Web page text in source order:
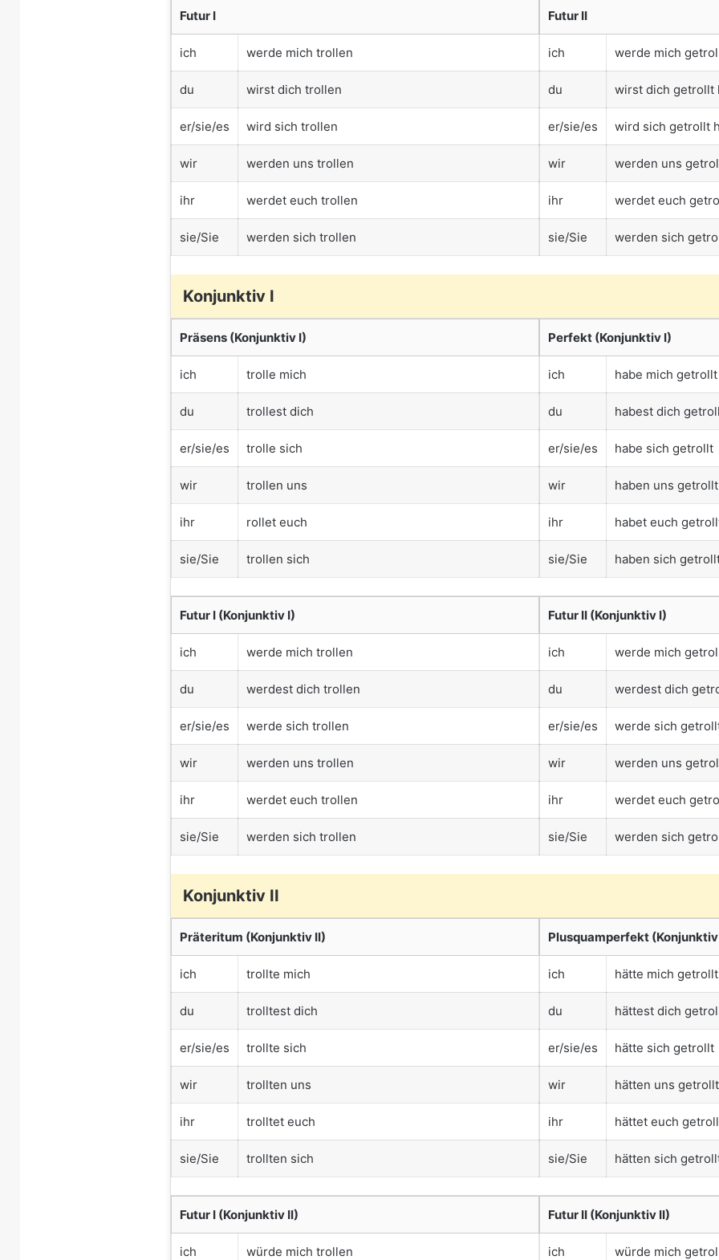
Futur I
ich werde mich trollen
du wirst dich trollen
er/sie/es wird sich trollen
wir werden uns trollen
ihr werdet euch trollen
sie/Sie werden sich trollen
Futur II
ich werde mich
du wirst dich getrollt
er/sie/es wird sich getrollt
wir werden uns
ihr werdet euch
sie/Sie werden sich
Konjunktiv I
Präsens (Konjunktiv I)
ich trolle mich
du trollest dich
er/sie/es trolle sich
wir trollen uns
ihr rollet euch
sie/Sie trollen sich
Perfekt (Konjunktiv I)
ich habe mich getrollt
du habest dich
er/sie/es habe sich getrollt
wir haben uns getrollt
ihr habet euch
sie/Sie haben sich
Futur I (Konjunktiv I)
ich werde mich trollen
du werdest dich trollen
er/sie/es werde sich trollen
wir werden uns trollen
ihr werdet euch trollen
sie/Sie werden sich trollen
Futur II (Konjunktiv I)
ich werde mich
du werdest dich
er/sie/es werde sich
wir werden uns
ihr werdet euch
sie/Sie werden sich
Konjunktiv II
Präteritum (Konjunktiv II)
ich trollte mich
du trolltest dich
er/sie/es trollte sich
wir trollten uns
ihr trolltet euch
sie/Sie trollten sich
Plusquamperfekt
ich hätte mich getrollt
du hättest dich
er/sie/es hätte sich getrollt
wir hätten uns getrollt
ihr hättet euch
sie/Sie hätten sich
Futur I (Konjunktiv II)
ich würde mich trollen
Futur II (Konjunktiv II)
ich würde mich